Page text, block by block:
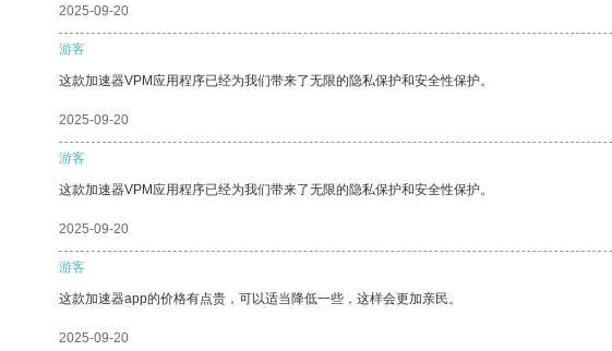
2025-09-20
游客
这款加速器VPM应用程序已经为我们带来了无限的隐私保护和安全性保护。
2025-09-20
游客
这款加速器VPM应用程序已经为我们带来了无限的隐私保护和安全性保护。
2025-09-20
游客
这款加速器app的价格有点贵，可以适当降低一些，这样会更加亲民。
2025-09-20